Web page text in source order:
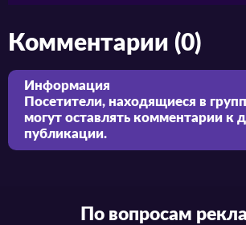
Комментарии (0)
Информация
Посетители, находящиеся в
могут оставлять комментарии к
публикации.
По вопросам